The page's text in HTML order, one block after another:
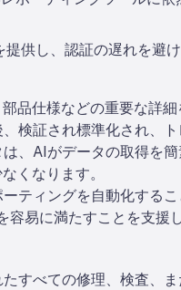
供し、認証の遅れを避
品仕様などの重要な詳
検証され標準化され、
、AIがデータの取得を
くなります。
ティングを自動化する
易に満たすことを支援し
すべての修理、検査、